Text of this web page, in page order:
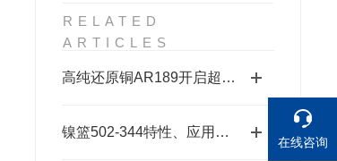
RELATED
ARTICLES
高纯还原铜AR189开启超纯金属新时代的“铜”话钥匙
镍篮502-344特性、应用与潜力探秘
在线咨询